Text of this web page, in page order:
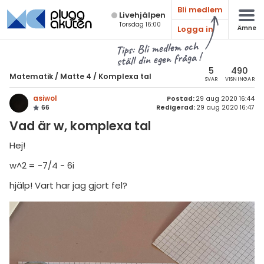
Live­hjälpen
Torsdag 16:00
Bli medlem
Logga in
Ämne
Tips: Bli medlem och
ställ din egen fråga !
Matematik / Matte 4 / Komplexa tal 5
SVAR
490
VISNINGAR
asiwol
66
Postad: 29 aug 2020 16:44
Redigerad: 29 aug 2020 16:47
Vad är w, komplexa tal
Hej!
w^2 = -7/4 - 6i
hjälp! Vart har jag gjort fel?
Alla ämnen
Alla trådar
7
8
3
Matematik
Matte 4
Alla trådar
Grafer och asymptoter
Integraler och
tillämpningar
Komplexa tal
& Bygg